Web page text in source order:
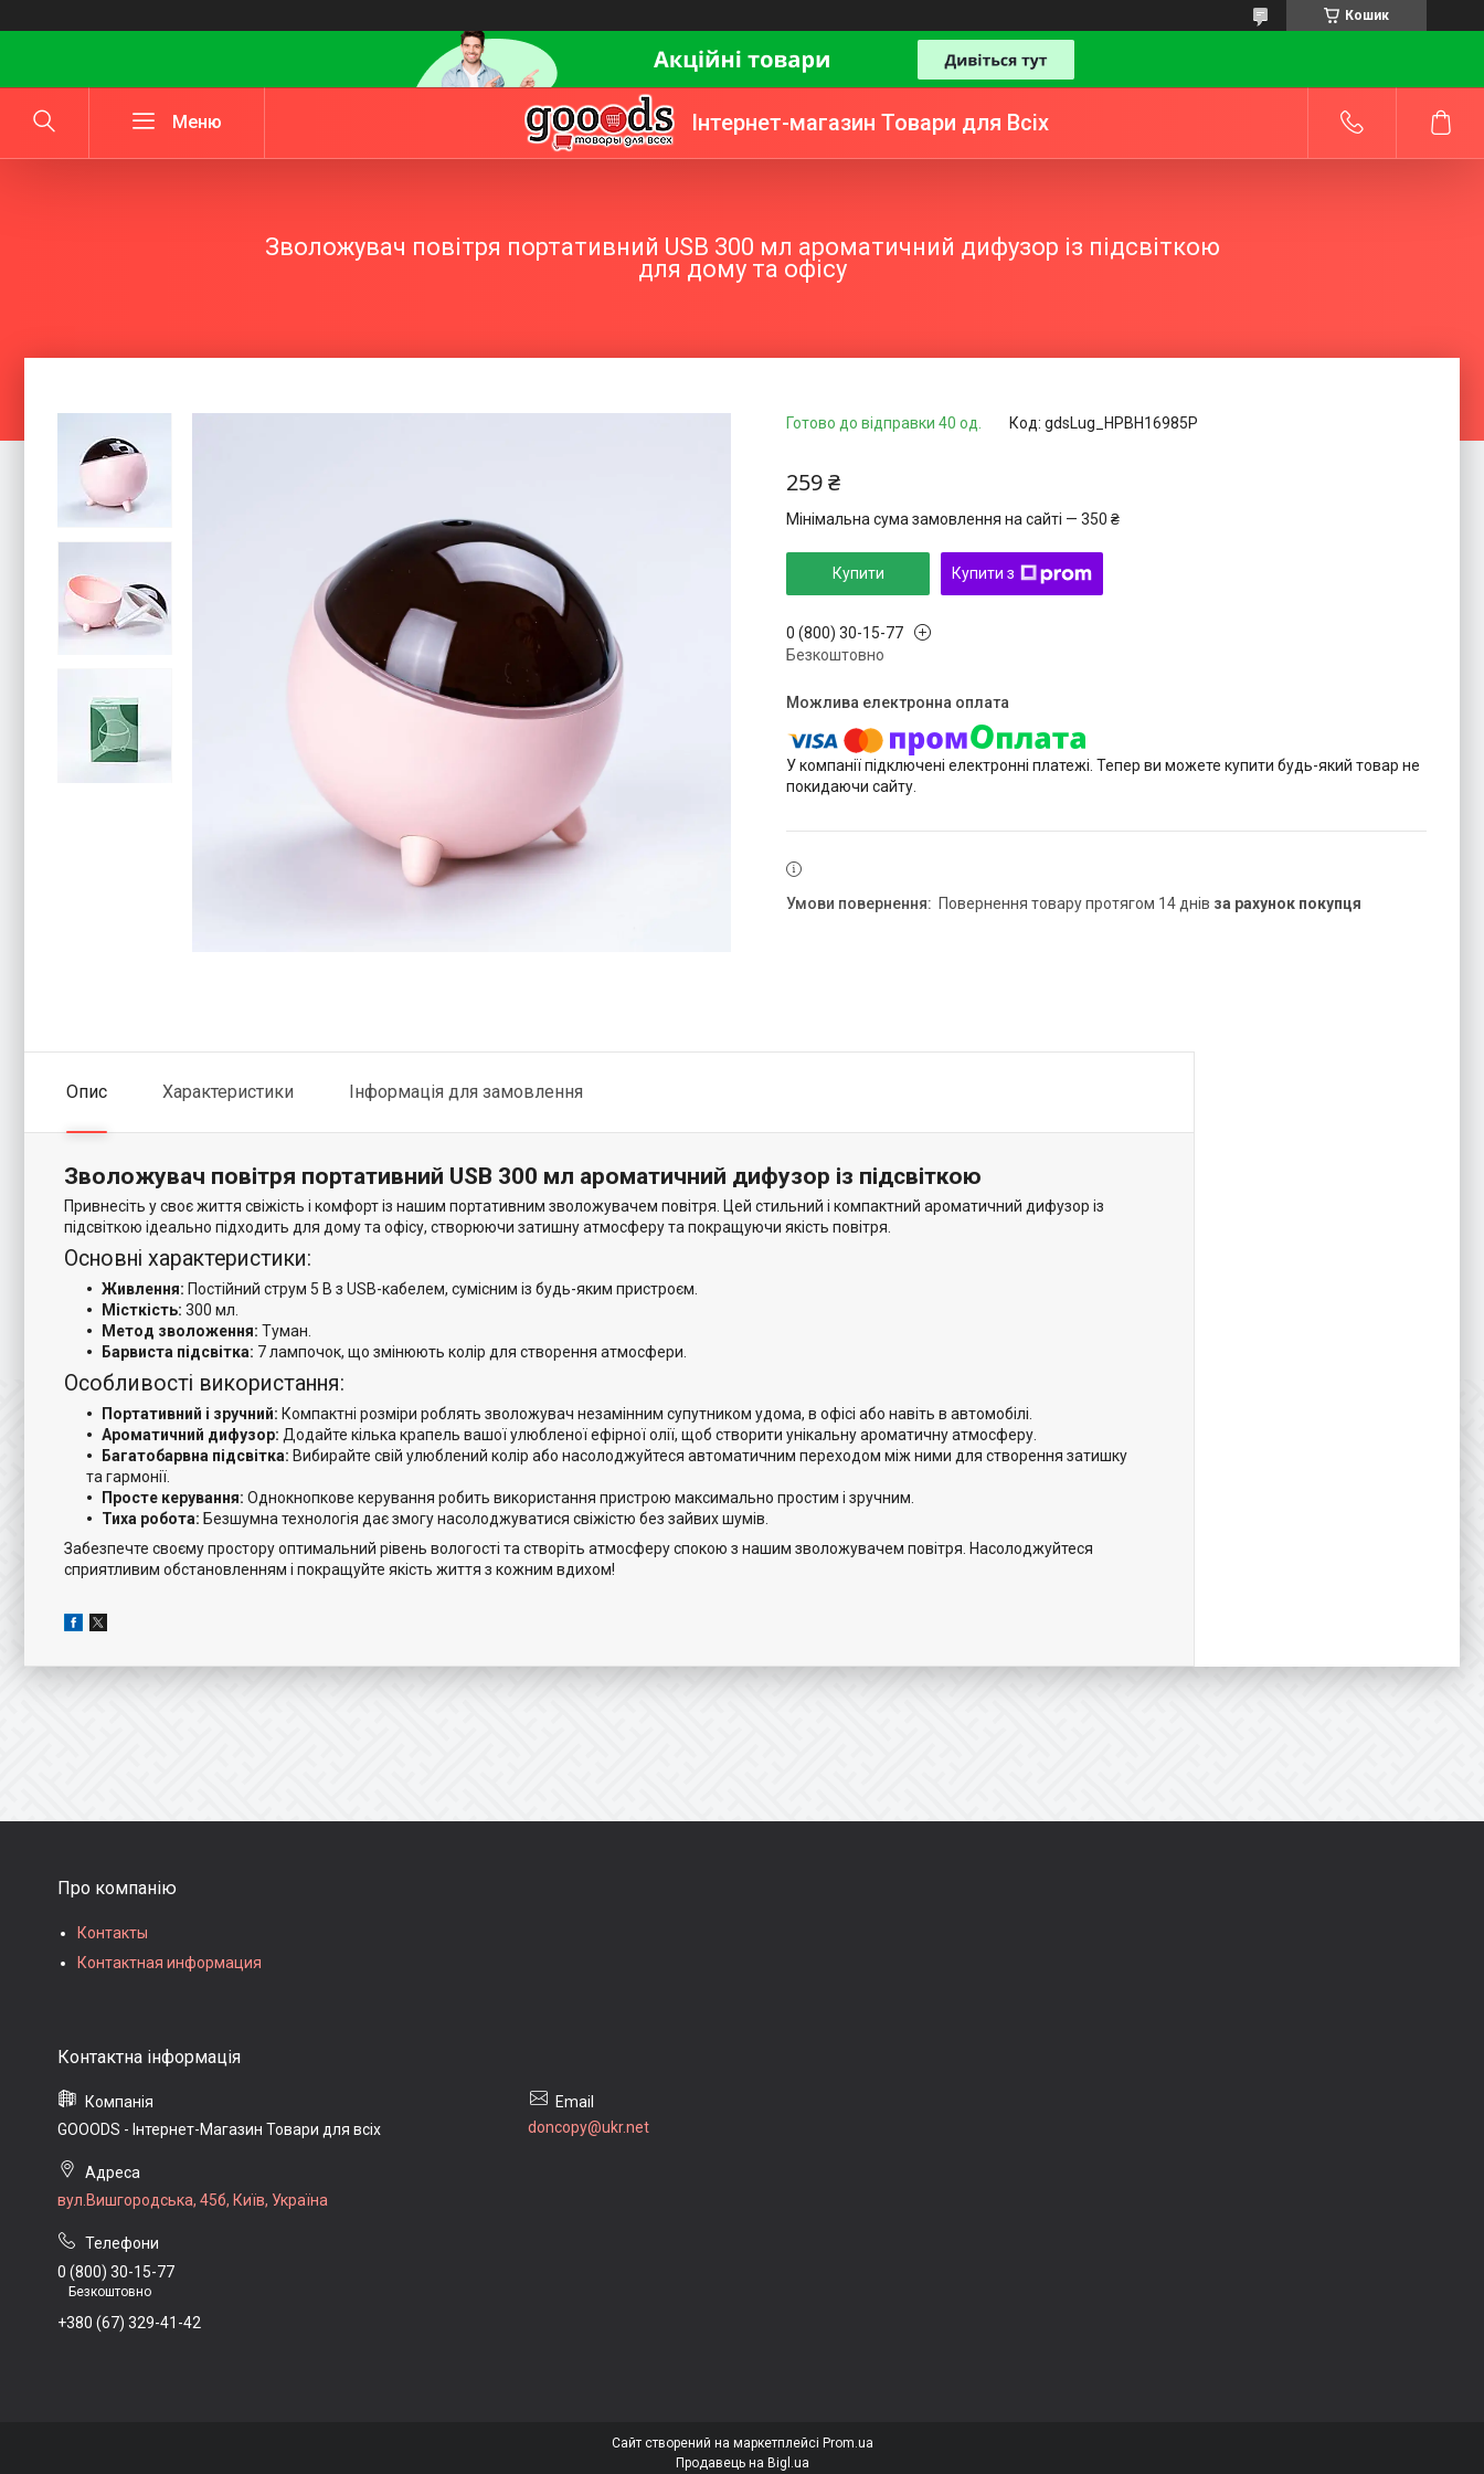
Кошик
Інтернет-магазин Товари для Всіх
Зволожувач повітря портативний USB 300 мл ароматичний дифузор із підсвіткою
для дому та офісу
Готово до відправки 40 од. Код: gdsLug_HPBH16985P
259 ₴
Мінімальна сума замовлення на сайті — 350 ₴
Купити Купити з
0 (800) 30-15-77
Безкоштовно
У компанії підключені електронні платежі. Тепер ви можете купити будь-який товар не
покидаючи сайту.
повернення товару протягом 14 днів за рахунок покупця
Опис Характеристики Інформація для замовлення
Зволожувач повітря портативний USB 300 мл ароматичний дифузор із підсвіткою
Привнесіть у своє життя свіжість і комфорт із нашим портативним зволожувачем повітря. Цей стильний і компактний ароматичний дифузор із
підсвіткою ідеально підходить для дому та офісу, створюючи затишну атмосферу та покращуючи якість повітря.
Основні характеристики:
Живлення: Постійний струм 5 В з USB-кабелем, сумісним із будь-яким пристроєм.
Місткість: 300 мл.
Метод зволоження: Туман.
Барвиста підсвітка: 7 лампочок, що змінюють колір для створення атмосфери.
Особливості використання:
Портативний і зручний: Компактні розміри роблять зволожувач незамінним супутником удома, в офісі або навіть в автомобілі.
Ароматичний дифузор: Додайте кілька крапель вашої улюбленої ефірної олії, щоб створити унікальну ароматичну атмосферу.
Багатобарвна підсвітка: Вибирайте свій улюблений колір або насолоджуйтеся автоматичним переходом між ними для створення затишку
та гармонії.
Просте керування: Однокнопкове керування робить використання пристрою максимально простим і зручним.
Тиха робота: Безшумна технологія дає змогу насолоджуватися свіжістю без зайвих шумів.
Забезпечте своєму простору оптимальний рівень вологості та створіть атмосферу спокою з нашим зволожувачем повітря. Насолоджуйтеся
сприятливим обстановленням і покращуйте якість життя з кожним вдихом!
Про компанію
Контакты
Контактная информация
GOOODS - Інтернет-Магазин Товари для всіх
вул.Вишгородська, 45б, Київ, Україна
0 (800) 30-15-77
Безкоштовно
+380 (67) 329-41-42
doncopy@ukr.net
Сайт створений на маркетплейсі Prom.ua
Продавець на Bigl.ua